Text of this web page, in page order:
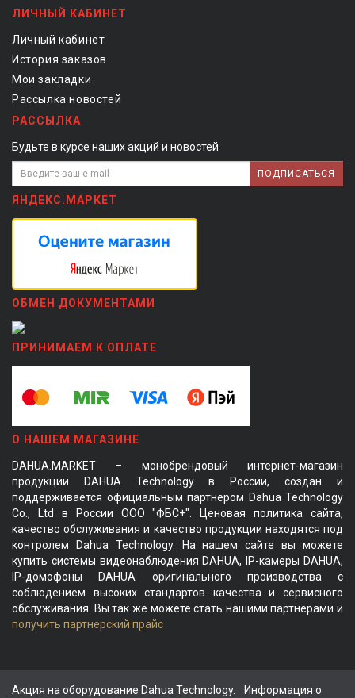
ЛИЧНЫЙ КАБИНЕТ
Личный кабинет
История заказов
Мои закладки
Рассылка новостей
РАССЫЛКА
Будьте в курсе наших акций и новостей
ПОДПИСАТЬСЯ
ЯНДЕКС.МАРКЕТ
ОБМЕН ДОКУМЕНТАМИ
ПРИНИМАЕМ К ОПЛАТЕ
О НАШЕМ МАГАЗИНЕ
DAHUA.MARKET – монобрендовый интернет-магазин
продукции DAHUA Technology в России, создан и
поддерживается официальным партнером Dahua Technology
Co., Ltd в России ООО "ФБС+". Ценовая политика сайта,
качество обслуживания и качество продукции находятся под
контролем Dahua Technology. На нашем сайте вы можете
купить системы видеонаблюдения DAHUA, IP-камеры DAHUA,
IP-домофоны DAHUA оригинального производства с
соблюдением высоких стандартов качества и сервисного
обслуживания. Вы так же можете стать нашими партнерами и
получить партнерский прайс
Акция на оборудование Dahua Technology. Информация о